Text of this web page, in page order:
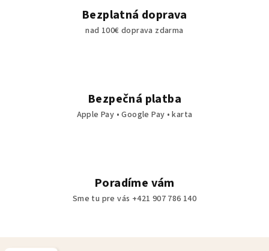
Bezplatná doprava
nad 100€ doprava zdarma
Bezpečná platba
Apple Pay • Google Pay • karta
Poradíme vám
Sme tu pre vás +421 907 786 140